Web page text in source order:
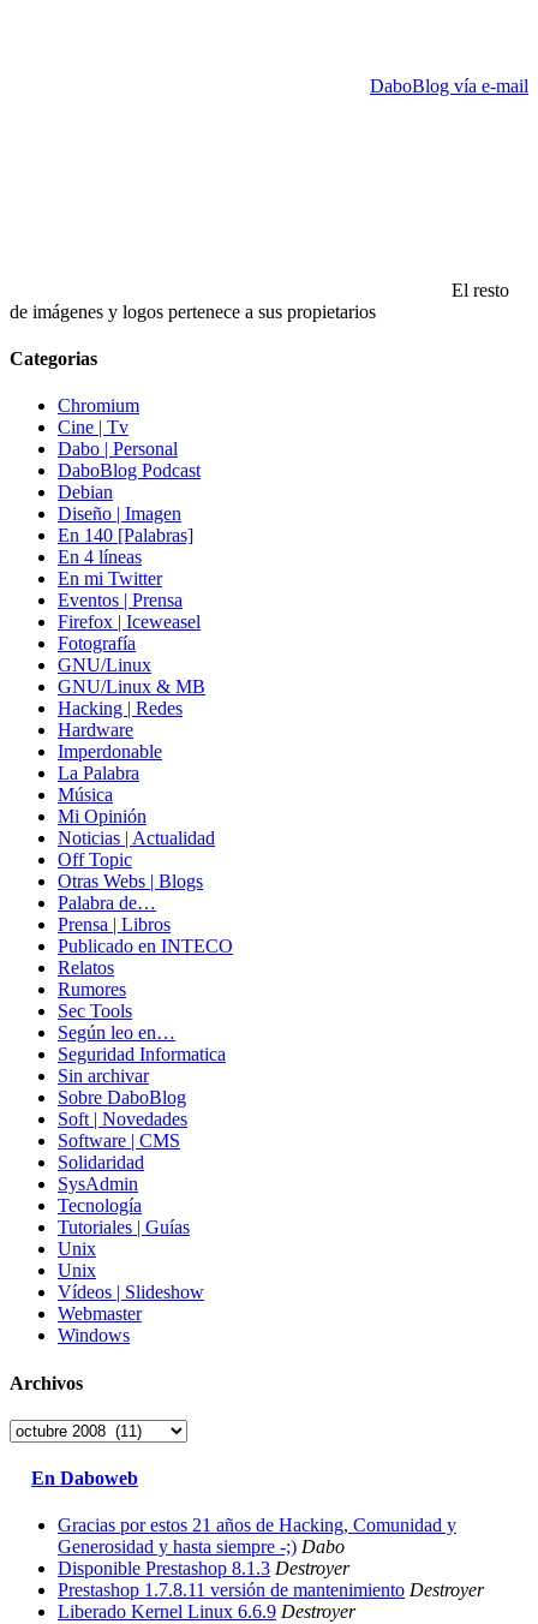
DaboBlog vía e-mail
El resto
de imágenes y logos pertenece a sus propietarios
Categorias
Chromium
Cine | Tv
Dabo | Personal
DaboBlog Podcast
Debian
Diseño | Imagen
En 140 [Palabras]
En 4 líneas
En mi Twitter
Eventos | Prensa
Firefox | Iceweasel
Fotografía
GNU/Linux
GNU/Linux & MB
Hacking | Redes
Hardware
Imperdonable
La Palabra
Música
Mi Opinión
Noticias | Actualidad
Off Topic
Otras Webs | Blogs
Palabra de…
Prensa | Libros
Publicado en INTECO
Relatos
Rumores
Sec Tools
Según leo en…
Seguridad Informatica
Sin archivar
Sobre DaboBlog
Soft | Novedades
Software | CMS
Solidaridad
SysAdmin
Tecnología
Tutoriales | Guías
Unix
Unix
Vídeos | Slideshow
Webmaster
Windows
Archivos
Archivos
En Daboweb
Gracias por estos 21 años de Hacking, Comunidad y
Generosidad y hasta siempre -;) Dabo
Disponible Prestashop 8.1.3 Destroyer
Prestashop 1.7.8.11 versión de mantenimiento Destroyer
Liberado Kernel Linux 6.6.9 Destroyer